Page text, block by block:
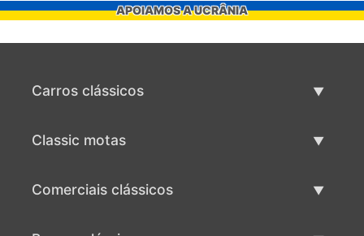
APOIAMOS A UCRÂNIA
Carros clássicos
Classic motas
Comerciais clássicos